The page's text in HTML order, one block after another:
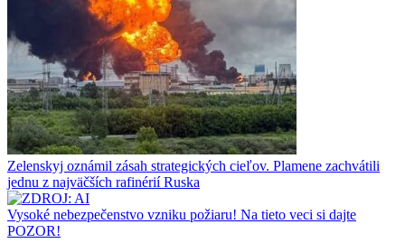
Zelenskyj oznámil zásah strategických cieľov. Plamene zachvátili
jednu z najväčších rafinérií Ruska
Vysoké nebezpečenstvo vzniku požiaru! Na tieto veci si dajte
POZOR!